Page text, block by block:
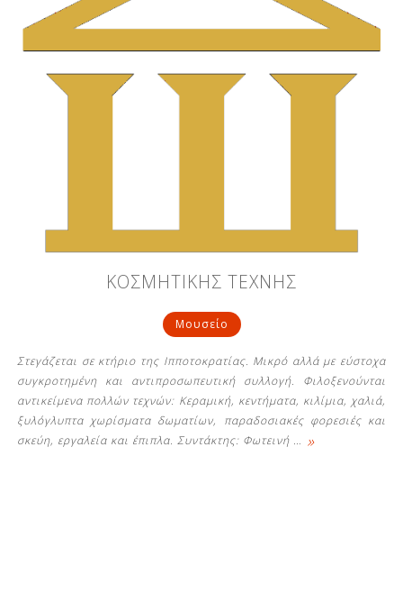
ΚΟΣΜΗΤΙΚΗΣ ΤΕΧΝΗΣ
Μουσείο
Στεγάζεται σε κτήριο της Ιπποτοκρατίας. Μικρό αλλά με εύστοχα
συγκροτημένη και αντιπροσωπευτική συλλογή. Φιλοξενούνται
αντικείμενα πολλών τεχνών: Κεραμική, κεντήματα, κιλίμια, χαλιά,
ξυλόγλυπτα χωρίσματα δωματίων, παραδοσιακές φορεσιές και
σκεύη, εργαλεία και έπιπλα. Συντάκτης: Φωτεινή … »